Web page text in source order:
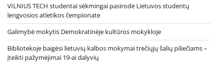
VILNIUS TECH studentai sėkmingai pasirodė Lietuvos studentų
lengvosios atletikos čempionate
Galimybė mokytis Demokratinėje kultūros mokykloje
Bibliotekoje baigėsi lietuvių kalbos mokymai trečiųjų šalių piliečiams –
įteikti pažymėjimai 19-ai dalyvių